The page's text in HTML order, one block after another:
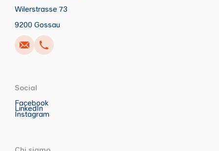
Wilerstrasse 73
9200 Gossau
Schreiben Copia
Anrufen Copia
Social
Facebook
LinkedIn
Instagram